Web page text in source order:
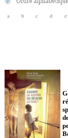
a b c d e